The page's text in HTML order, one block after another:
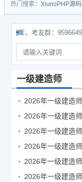
热门搜索： Xiuno PHP源码
，考友群：959664952、
一级建造师
2026年一级建造
2026年一级建造
2026年一级建造
2026年一级建造
2026年一级建造
2026年一级建造